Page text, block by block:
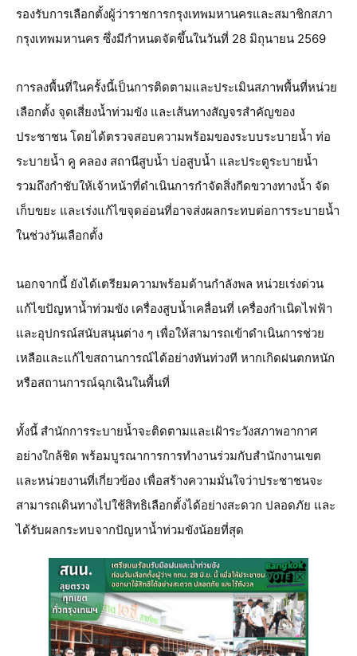
รองรับการเลือกตั้งผู้ว่าราชการกรุงเทพมหานครและสมาชิกสภา
กรุงเทพมหานคร ซึ่งมีกำหนดจัดขึ้นในวันที่ 28 มิถุนายน 2569
การลงพื้นที่ในครั้งนี้เป็นการติดตามและประเมินสภาพพื้นที่หน่วย
เลือกตั้ง จุดเสี่ยงน้ำท่วมขัง และเส้นทางสัญจรสำคัญของ
ประชาชน โดยได้ตรวจสอบความพร้อมของระบบระบายน้ำ ท่อ
ระบายน้ำ คู คลอง สถานีสูบน้ำ บ่อสูบน้ำ และประตูระบายน้ำ
รวมถึงกำชับให้เจ้าหน้าที่ดำเนินการกำจัดสิ่งกีดขวางทางน้ำ จัด
เก็บขยะ และเร่งแก้ไขจุดอ่อนที่อาจส่งผลกระทบต่อการระบายน้ำ
ในช่วงวันเลือกตั้ง
นอกจากนี้ ยังได้เตรียมความพร้อมด้านกำลังพล หน่วยเร่งด่วน
แก้ไขปัญหาน้ำท่วมขัง เครื่องสูบน้ำเคลื่อนที่ เครื่องกำเนิดไฟฟ้า
และอุปกรณ์สนับสนุนต่าง ๆ เพื่อให้สามารถเข้าดำเนินการช่วย
เหลือและแก้ไขสถานการณ์ได้อย่างทันท่วงที หากเกิดฝนตกหนัก
หรือสถานการณ์ฉุกเฉินในพื้นที่
ทั้งนี้ สำนักการระบายน้ำจะติดตามและเฝ้าระวังสภาพอากาศ
อย่างใกล้ชิด พร้อมบูรณาการการทำงานร่วมกับสำนักงานเขต
และหน่วยงานที่เกี่ยวข้อง เพื่อสร้างความมั่นใจว่าประชาชนจะ
สามารถเดินทางไปใช้สิทธิเลือกตั้งได้อย่างสะดวก ปลอดภัย และ
ได้รับผลกระทบจากปัญหาน้ำท่วมขังน้อยที่สุด